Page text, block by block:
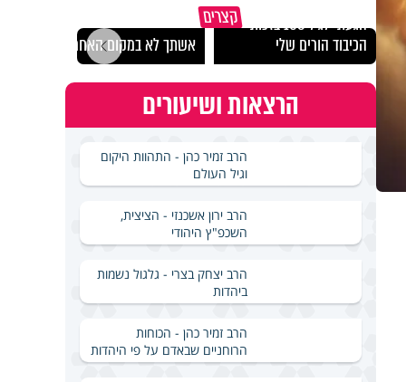
קצרים הגעתי לגיל 108 בזכות
הכיבוד הורים שלי
אשתך לא במקום האחרון
הרצאות ושיעורים
הרב זמיר כהן - התהוות היקום
וגיל העולם
הרב ירון אשכנזי - הציצית,
השכפ"ץ היהודי
הרב יצחק בצרי - גלגול נשמות
ביהדות
הרב זמיר כהן - הכוחות
הרוחניים שבאדם על פי היהדות